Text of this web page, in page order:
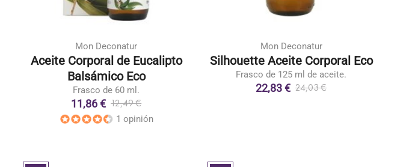
Mon Deconatur
Aceite Corporal de Eucalipto
Balsámico Eco
Frasco de 60 ml.
11,86 € 12,49 €
1 opinión
Mon Deconatur
Silhouette Aceite Corporal Eco
Frasco de 125 ml de aceite.
22,83 € 24,03 €